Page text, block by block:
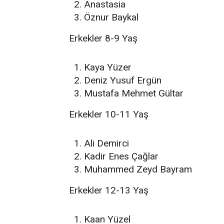
Anastasia
Öznur Baykal
Erkekler 8-9 Yaş
Kaya Yüzer
Deniz Yusuf Ergün
Mustafa Mehmet Gültar
Erkekler 10-11 Yaş
Ali Demirci
Kadir Enes Çağlar
Muhammed Zeyd Bayram
Erkekler 12-13 Yaş
Kaan Yüzel